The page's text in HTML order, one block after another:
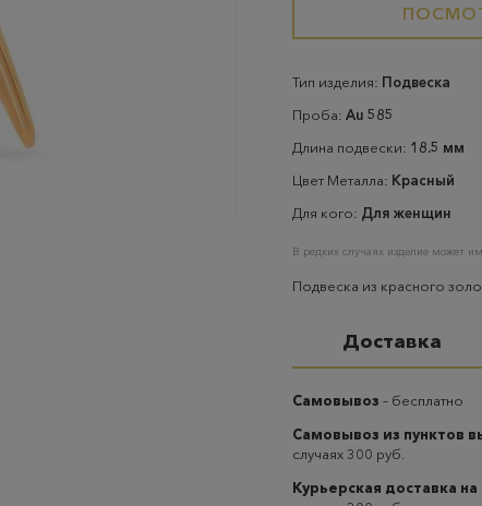
Тип изделия: Подвеска
Проба: Au 585
Длина подвески: 18.5 мм
Цвет Металла: Красный
Для кого: Для женщин
В редких случаях изделие может
Подвеска из красного
Доставка
Самовывоз – бесплатно
Самовывоз из пунктов
случаях 300 руб.
Курьерская доставка